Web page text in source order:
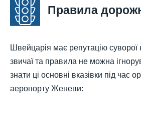
Правила
Швейцарія має репутацію суворої
звичаї та правила не можна
знати ці основні вказівки під час
аеропорту Женеви: